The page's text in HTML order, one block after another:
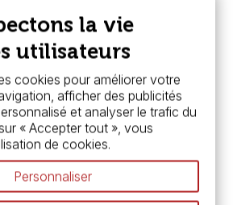
Paiement sécurisé
FAQ
Boutique à Angers
Services
fidélité & avantages
cadeau, bon cadeaux
& bon de commande
- mode d'emploi
promotions en cours
Espace conseils
la vie
utilisateurs
cookies pour améliorer votre
afficher des publicités
et analyser le trafic du
« Accepter tout », vous
de cookies.
Personnaliser